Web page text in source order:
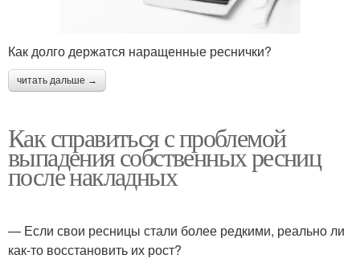
Как долго держатся наращенные реснички?
читать дальше →
Как справиться с проблемой
выпадения собственных ресниц
после накладных
— Если свои ресницы стали более редкими, реально ли
как-то восстановить их рост?